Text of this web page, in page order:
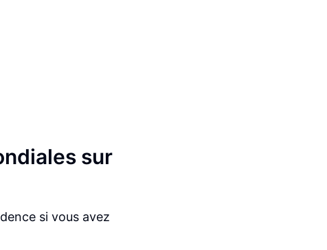
sur
si vous avez